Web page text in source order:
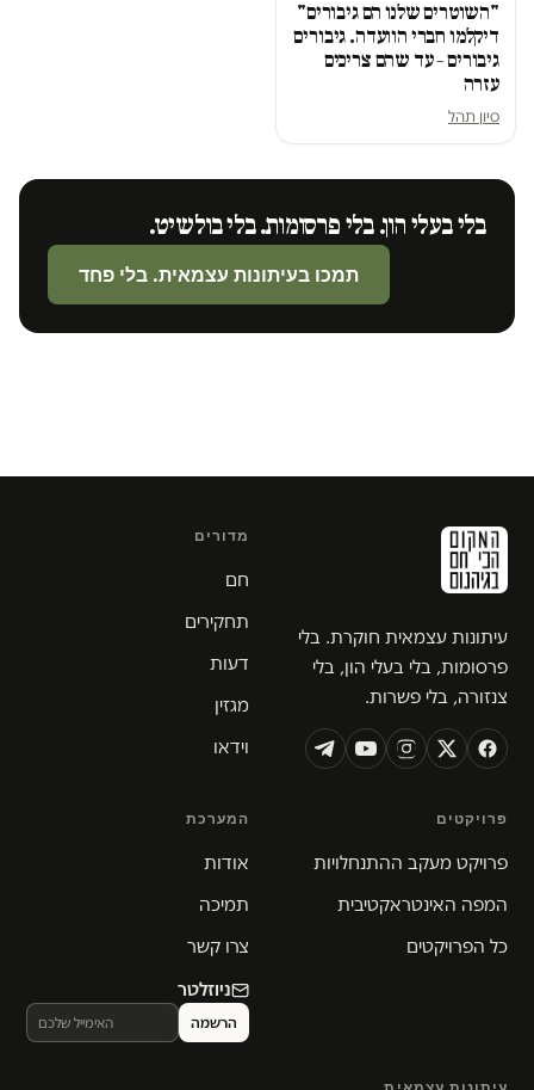
"השוטרים שלנו הם גיבורים"
דיקלמו חברי הוועדה. גיבורים
גיבורים – עד שהם צריכים
עזרה
סיון תהל
בלי בעלי הון. בלי פרסומות. בלי בולשיט.
תמכו בעיתונות עצמאית. בלי פחד
עיתונות עצמאית חוקרת. בלי
פרסומות, בלי בעלי הון, בלי
צנזורה, בלי פשרות.
מדורים
חם
תחקירים
דעות
מגזין
וידאו
פרויקטים
פרויקט מעקב ההתנחלויות
המפה האינטראקטיבית
כל הפרויקטים
המערכת
אודות
תמיכה
צרו קשר
ניוזלטר